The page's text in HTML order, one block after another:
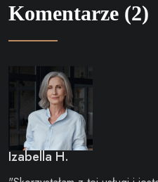
Komentarze (2)
Izabella H.